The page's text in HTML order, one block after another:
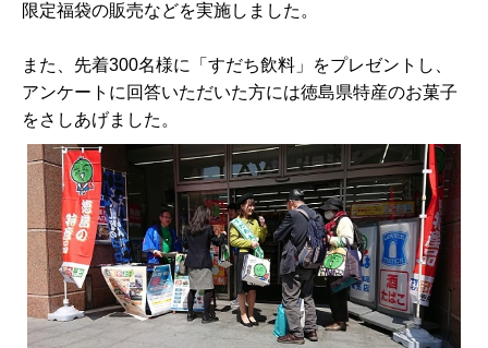
限定福袋の販売などを実施しました。
また、先着300名様に「すだち飲料」をプレゼントし、
アンケートに回答いただいた方には徳島県特産のお菓子
をさしあげました。